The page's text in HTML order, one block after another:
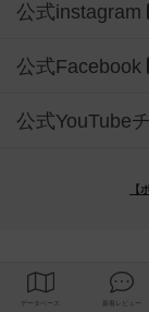
公式instagram
公式Facebook
公式YouTube
【